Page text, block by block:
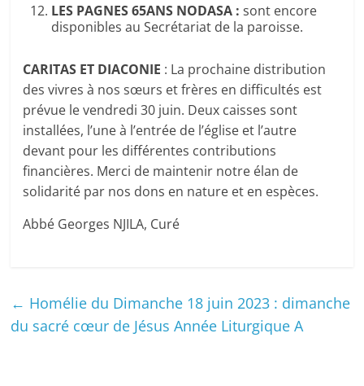
LES PAGNES 65ANS NODASA :sont encore
disponibles au Secrétariat de la paroisse.
CARITAS ET DIACONIE : La prochaine distribution
des vivres à nos sœurs et frères en difficultés est
prévue le vendredi 30 juin. Deux caisses sont
installées, l’une à l’entrée de l’église et l’autre
devant pour les différentes contributions
financières. Merci de maintenir notre élan de
solidarité par nos dons en nature et en espèces.
Abbé Georges NJILA, Curé
← Homélie du Dimanche 18 juin 2023 : dimanche
du sacré cœur de Jésus Année Liturgique A